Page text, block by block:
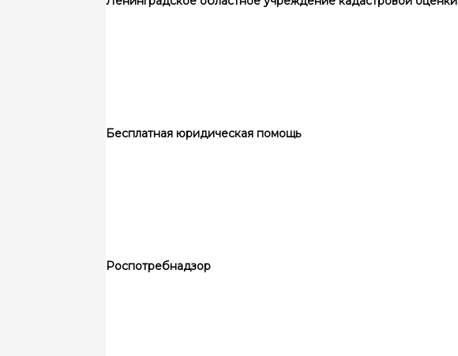
Бесплатная юридическая помощь
Роспотребнадзор